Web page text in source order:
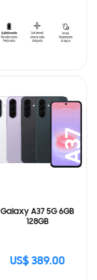
Galaxy A37 5G 6GB
128GB
US$ 389.00